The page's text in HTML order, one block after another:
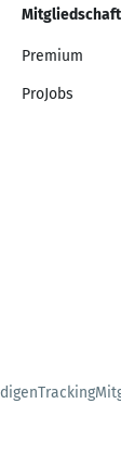
Premium
ProJobs
Tracking